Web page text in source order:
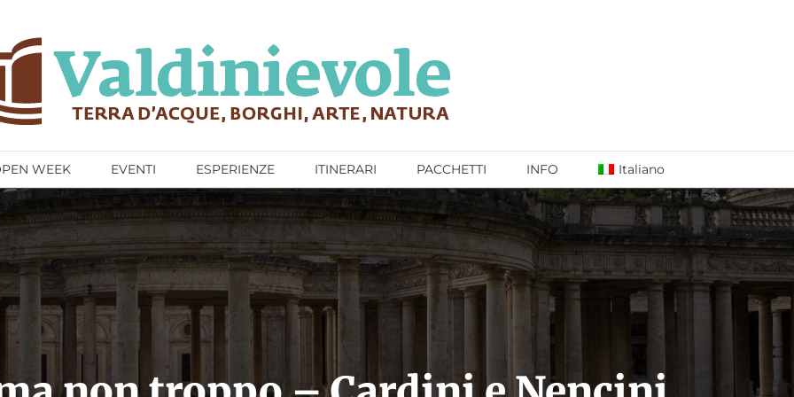
WEEK EVENTI ESPERIENZE ITINERARI PACCHETTI INFO Italiano